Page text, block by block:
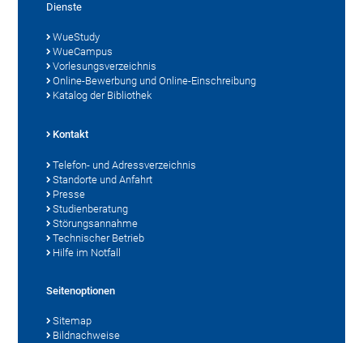
Dienste
WueStudy
WueCampus
Vorlesungsverzeichnis
Online-Bewerbung und Online-Einschreibung
Katalog der Bibliothek
Kontakt
Telefon- und Adressverzeichnis
Standorte und Anfahrt
Presse
Studienberatung
Störungsannahme
Technischer Betrieb
Hilfe im Notfall
Seitenoptionen
Sitemap
Bildnachweise